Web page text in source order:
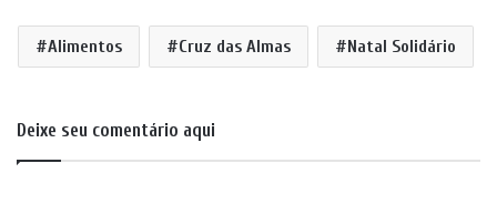
Alimentos Cruz das Almas Natal Solidário
Deixe seu comentário aqui